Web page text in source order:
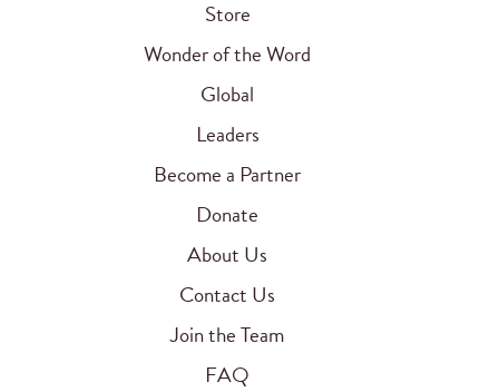
Store
Wonder of the Word
Global
Leaders
Become a Partner
Donate
About Us
Contact Us
Join the Team
FAQ